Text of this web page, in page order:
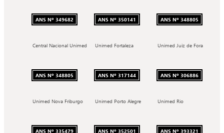
ANS Nº 349682 ANS Nº 350141 ANS Nº 348805
Central Nacional Unimed
ANS Nº 348805
Unimed Fortaleza
ANS Nº 317144
Unimed Juiz de Fora
ANS Nº 306886
Unimed Nova Friburgo
ANS Nº 335479
Unimed Porto Alegre
ANS Nº 352501
Unimed Rio
ANS Nº 393321